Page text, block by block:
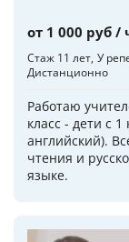
от 1 000 руб /
Стаж 11 лет У
Дистанционно
Работаю
класс - дети с
английский).
чтения и
языке.